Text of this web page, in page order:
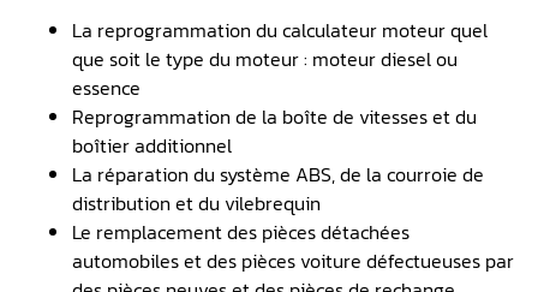
La reprogrammation du calculateur moteur quel
que soit le type du moteur : moteur diesel ou
essence
Reprogrammation de la boîte de vitesses et du
boîtier additionnel
La réparation du système ABS, de la courroie de
distribution et du vilebrequin
Le remplacement des pièces détachées
automobiles et des pièces voiture défectueuses par